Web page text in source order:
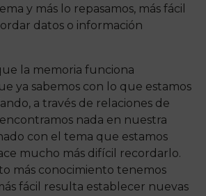
y más lo repasamos, más fácil
datos o información
la memoria funciona
ya sabemos con lo que estamos
a través de relaciones de
nada en nuestra
con el tema que estamos
mucho más difícil recordarlo.
más conocimiento tenemos
fácil resulta establecer nuevas